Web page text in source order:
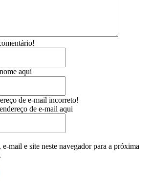
aqui
de e-mail incorreto!
de e-mail aqui
e-mail e site neste navegador para a próxima